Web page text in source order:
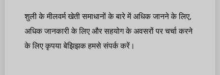
शुली के मीलवर्म खेती समाधानों के बारे में अधिक जानने के लिए,
अधिक जानकारी के लिए और सहयोग के अवसरों पर चर्चा करने
के लिए कृपया बेझिझक हमसे संपर्क करें।